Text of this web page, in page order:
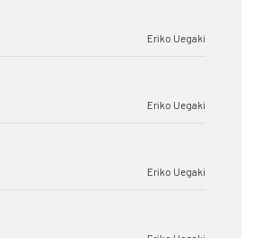
Eriko Uegaki
Eriko Uegaki
Eriko Uegaki